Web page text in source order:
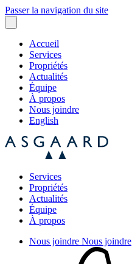
Passer la navigation du site
Accueil
Services
Propriétés
Actualités
Équipe
À propos
Nous joindre
English
Services
Propriétés
Actualités
Équipe
À propos
Nous joindre Nous joindre